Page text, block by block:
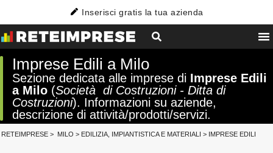
Inserisci gratis la tua azienda
Imprese Edili a Milo
Sezione dedicata alle imprese di Imprese Edili
a Milo (Società di Costruzioni - Ditta di
Costruzioni). Informazioni su aziende,
descrizione di attività/prodotti/servizi.
RETEIMPRESE > MILO > EDILIZIA, IMPIANTISTICA E MATERIALI > IMPRESE EDILI